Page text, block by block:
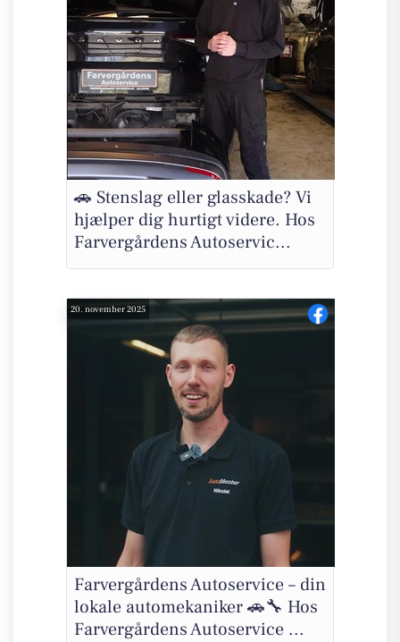
🚗 Stenslag eller glasskade? Vi
hjælper dig hurtigt videre. Hos
Farvergårdens Autoservic...
20. november 2025
Farvergårdens Autoservice – din
lokale automekaniker 🚗🔧 Hos
Farvergårdens Autoservice ...